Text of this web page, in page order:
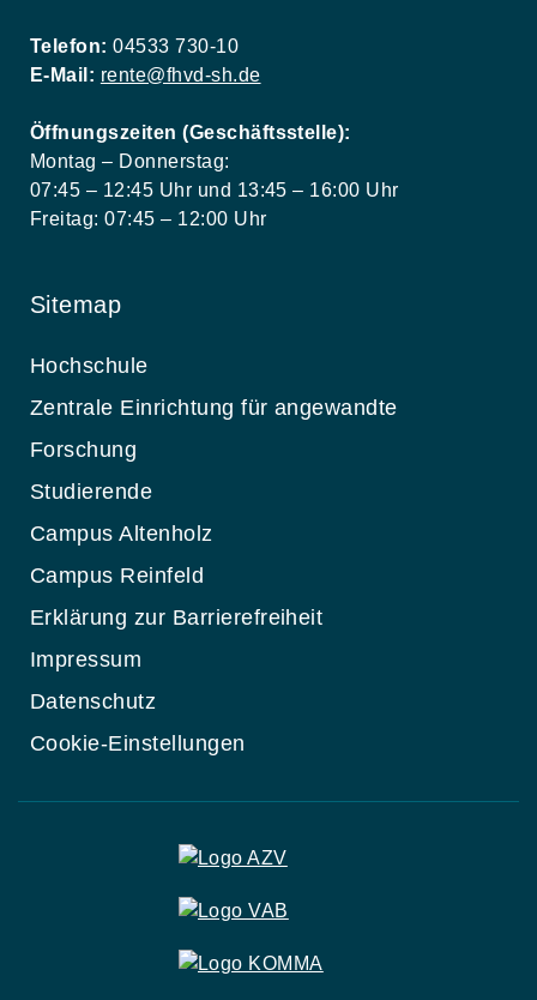
Telefon: 04533 730-10
E-Mail: rente@fhvd-sh.de
Öffnungszeiten (Geschäftsstelle):
Montag – Donnerstag:
07:45 – 12:45 Uhr und 13:45 – 16:00 Uhr
Freitag: 07:45 – 12:00 Uhr
Sitemap
Hochschule
Zentrale Einrichtung für angewandte
Forschung
Studierende
Campus Altenholz
Campus Reinfeld
Erklärung zur Barrierefreiheit
Impressum
Datenschutz
Cookie-Einstellungen